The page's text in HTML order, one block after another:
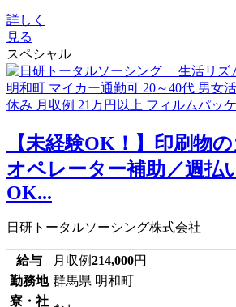
詳しく
見る
スペシャル
【未経験OK！】印刷物
オペレーター補助／週払
OK...
日研トータルソーシング株式会社
給与 月収例214,000円
勤務地 群馬県 明和町
寮・社